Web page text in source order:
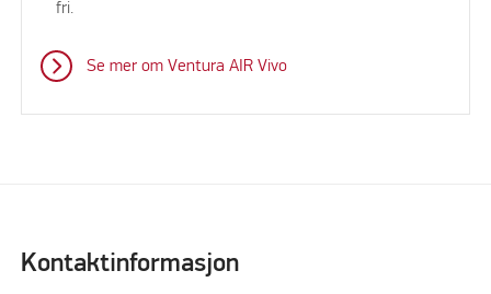
fri.
Se mer om Ventura AIR Vivo
Kontaktinformasjon